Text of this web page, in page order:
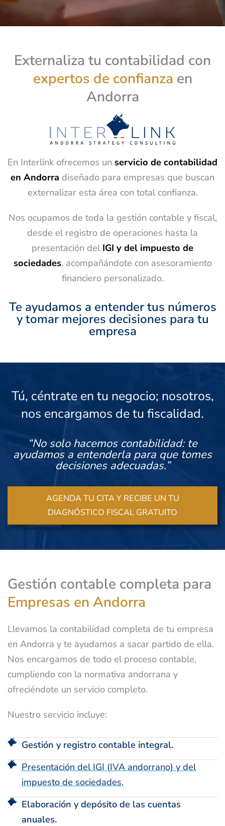
Externaliza tu contabilidad con
expertos de confianza en
Andorra
En Interlink ofrecemos un servicio de contabilidad
en Andorra diseñado para empresas que buscan
externalizar esta área con total confianza.
Nos ocupamos de toda la gestión contable y fiscal,
desde el registro de operaciones hasta la
presentación del IGI y del impuesto de
sociedades, acompañándote con asesoramiento
financiero personalizado.
Te ayudamos a entender tus números
y tomar mejores decisiones para tu
empresa
Tú, céntrate en tu negocio; nosotros,
nos encargamos de tu fiscalidad.
“No solo hacemos contabilidad: te
ayudamos a entenderla para que tomes
decisiones adecuadas.”
AGENDA TU CITA Y RECIBE UN TU
DIAGNÓSTICO FISCAL GRATUITO
Gestión contable completa para
Empresas en Andorra
Llevamos la contabilidad completa de tu empresa
en Andorra y te ayudamos a sacar partido de ella.
Nos encargamos de todo el proceso contable,
cumpliendo con la normativa andorrana y
ofreciéndote un servicio completo.
Nuestro servicio incluye:
Gestión y registro contable integral.
Presentación del IGI (IVA andorrano) y del
impuesto de sociedades.
Elaboración y depósito de las cuentas
anuales.